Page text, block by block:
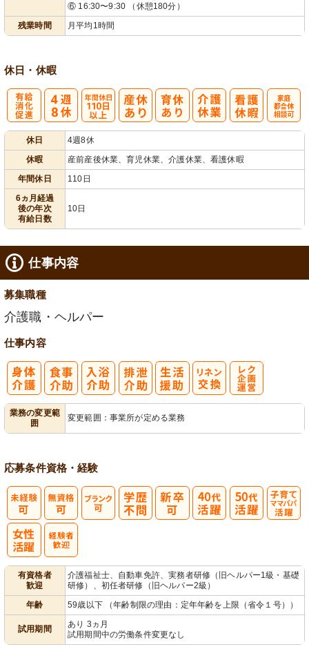
⑥ 16:30〜9:30 （休憩180分）
残業時間
月平均1時間
休日・休暇
休日
4週8休
休暇
産前産後休業、育児休業、介護休業、看護休暇
年間休日
110日
6ヵ月経過
後の年次
有給日数
10日
仕事内容
募集職種
介護職・ヘルパー
仕事内容
業務の変更範
囲
変更範囲：事業所が定める業務
応募条件資格・経験
有資格者
歓迎
介護福祉士、自動車免許、実務者研修（旧ヘルパー1級・基礎
研修）、初任者研修（旧ヘルパー2級）
年齢
59歳以下 （年齢制限の理由：定年年齢を上限（省令１号））
試用期間
あり 3ヵ月
試用期間中の労働条件変更なし